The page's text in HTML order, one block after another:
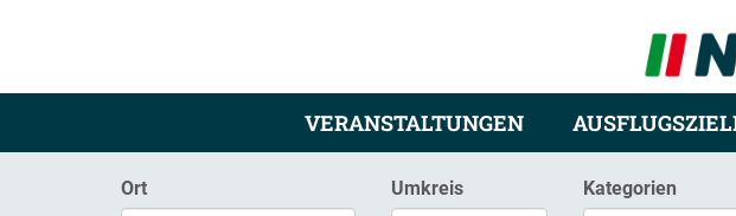
VERANSTALTUNGEN
Ort
Umkreis
Kategorien